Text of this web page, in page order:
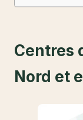
Centres
Nord et